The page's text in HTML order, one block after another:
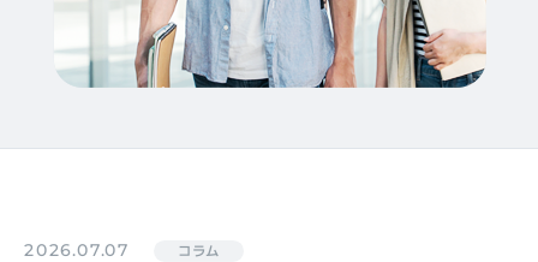
2026.07.07 コラム